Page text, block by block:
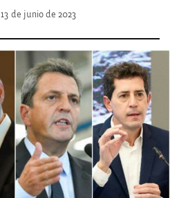
13 de junio de 2023